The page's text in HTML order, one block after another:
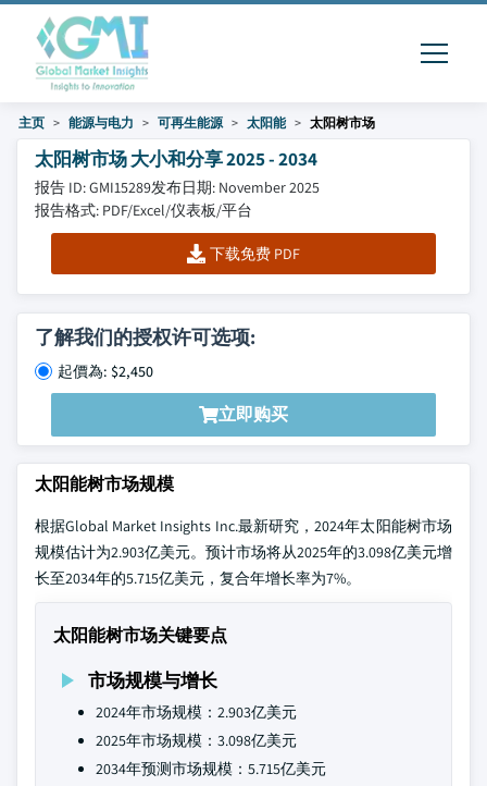
主页 能源与电力 可再生能源 太阳能 太阳树市场
太阳树市场 大小和分享 2025 - 2034
报告 ID: GMI15289发布日期: November 2025
报告格式: PDF/Excel/仪表板/平台
下载免费 PDF
了解我们的授权许可选项:
起價為: $2,450
立即购买
太阳能树市场规模
根据Global Market Insights Inc.最新研究，2024年太阳能树市场
规模估计为2.903亿美元。预计市场将从2025年的3.098亿美元增
长至2034年的5.715亿美元，复合年增长率为7%。
太阳能树市场关键要点
市场规模与增长
2024年市场规模：2.903亿美元
2025年市场规模：3.098亿美元
2034年预测市场规模：5.715亿美元